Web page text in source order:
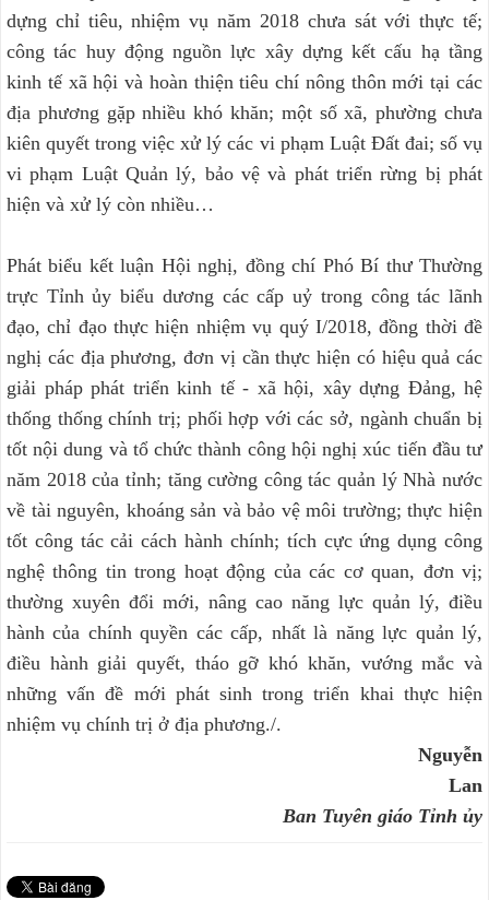
dựng chỉ tiêu, nhiệm vụ năm 2018 chưa sát với thực tế;
công tác huy động nguồn lực xây dựng kết cấu hạ tầng
kinh tế xã hội và hoàn thiện tiêu chí nông thôn mới tại các
địa phương gặp nhiều khó khăn; một số xã, phường chưa
kiên quyết trong việc xử lý các vi phạm Luật Đất đai; số vụ
vi phạm Luật Quản lý, bảo vệ và phát triển rừng bị phát
hiện và xử lý còn nhiều…
Phát biểu kết luận Hội nghị, đồng chí Phó Bí thư Thường
trực Tỉnh ủy biểu dương các cấp uỷ trong công tác lãnh
đạo, chỉ đạo thực hiện nhiệm vụ quý I/2018, đồng thời đề
nghị các địa phương, đơn vị cần thực hiện có hiệu quả các
giải pháp phát triển kinh tế - xã hội, xây dựng Đảng, hệ
thống thống chính trị; phối hợp với các sở, ngành chuẩn bị
tốt nội dung và tổ chức thành công hội nghị xúc tiến đầu tư
năm 2018 của tỉnh; tăng cường công tác quản lý Nhà nước
về tài nguyên, khoáng sản và bảo vệ môi trường; thực hiện
tốt công tác cải cách hành chính; tích cực ứng dụng công
nghệ thông tin trong hoạt động của các cơ quan, đơn vị;
thường xuyên đổi mới, nâng cao năng lực quản lý, điều
hành của chính quyền các cấp, nhất là năng lực quản lý,
điều hành giải quyết, tháo gỡ khó khăn, vướng mắc và
những vấn đề mới phát sinh trong triển khai thực hiện
nhiệm vụ chính trị ở địa phương./.
Nguyễn
Lan
Ban Tuyên giáo Tỉnh ủy